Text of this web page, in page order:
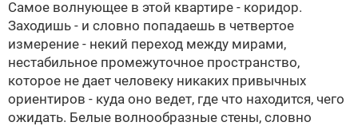
Самое волнующее в этой квартире - коридор.
Заходишь - и словно попадаешь в четвертое
измерение - некий переход между мирами,
нестабильное промежуточное пространство,
которое не дает человеку никаких привычных
ориентиров - куда оно ведет, где что находится, чего
ожидать. Белые волнообразные стены, словно